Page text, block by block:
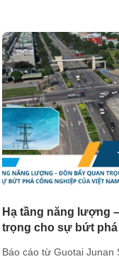
Hạ tầng năng lượng
trọng cho sự bứt
Báo cáo từ Guotai Junan